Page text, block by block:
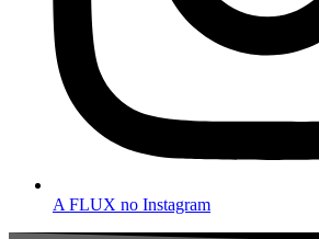
A FLUX no Instagram